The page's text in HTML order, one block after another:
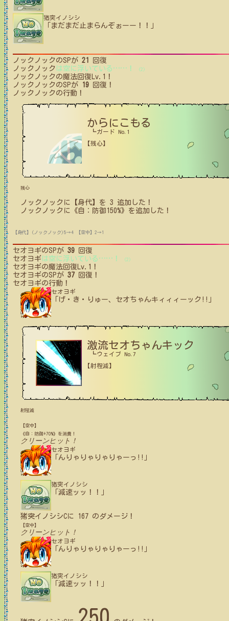
猪突イノシシ
「まだまだ止まらんぞぉーー！！」
ノックノック のSPが 21
回復
ノックノック は空に浮いている …… ！ (2)
ノックノック の魔法回復Lv.1！
ノックノック のSPが 19 回復！
ノックノック の行動！
からにこもる
┗ガード No.1
【残心】
残心
ノックノック に【身代】を 3 追加した！
ノックノック に 《自：防御150%》 を追加した！
【身代】(ノックノック)5→4 【空中】2→1
セオヨギのSPが 39 回復
セオヨギ は空に浮いている …… ！ (2)
セオヨギの魔法回復Lv.1！
セオヨギのSPが 37 回復！
セオヨギの行動！
セオヨギ
「げ・き・りゅー、セオちゃんキィィィーック!!」
激流セオちゃんキック
┗ウェイブ No.7
【射程減】
射程減
【空中】
《自：防御+70%》を消費！
クリーンヒット！
セオヨギ
「んりゃりゃりゃりゃーっ!!」
猪突イノシシ
「減速ッッ！！」
猪突イノシシCに 167 のダメージ！
【空中】
クリーンヒット！
セオヨギ
「んりゃりゃりゃりゃーっ!!」
猪突イノシシ
「減速ッッ！！」
250